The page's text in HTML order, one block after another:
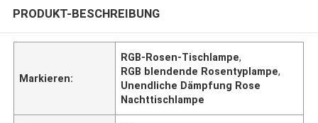
PRODUKT-BESCHREIBUNG
Markieren:
RGB-Rosen-Tischlampe,
RGB blendende Rosentyplampe,
Unendliche Dämpfung Rose
Nachttischlampe